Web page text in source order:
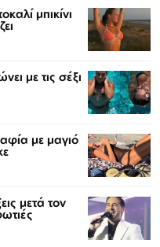
μπικίνι
με τις σέξι
με μαγιό
μετά τον